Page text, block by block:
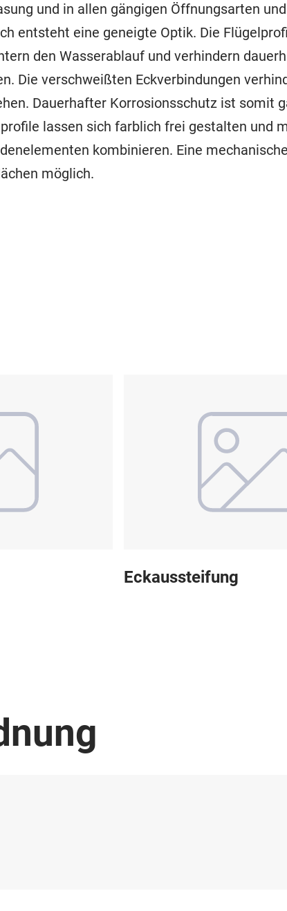
und in allen gängigen Öffnungsarten
entsteht eine geneigte Optik. Die
den Wasserablauf und verhindern
Die verschweißten Eckverbindungen
Dauerhafter Korrosionsschutz ist somit
lassen sich farblich frei gestalten und
kombinieren. Eine
möglich.
Eckaussteifung